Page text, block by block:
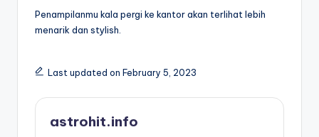
Penampilanmu kala pergi ke kantor akan terlihat lebih
menarik dan stylish.
Last updated on February 5, 2023
astrohit.info